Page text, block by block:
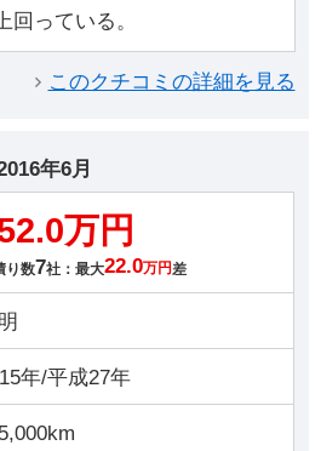
回っている。
このクチコミの詳細を見る
年6月
万円
り数7社：最大22.0万円 差
年/平成27年